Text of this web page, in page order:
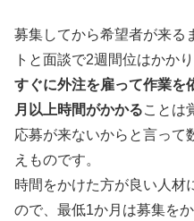
募集してから希望者が来る
トと面談で2週間位はかかり
すぐに外注を雇って作業を
月以上時間がかかることは
応募が来ないからと言って
えものです。
時間をかけた方が良い人材
ので、最低1か月は募集をか